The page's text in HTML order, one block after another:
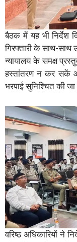
बैठक में यह भी निर्देश
गिरफ्तारी के साथ-साथ
न्यायालय के समक्ष
हस्तांतरण न कर सकें
भरपाई सुनिश्चित की
वरिष्ठ अधिकारियों ने